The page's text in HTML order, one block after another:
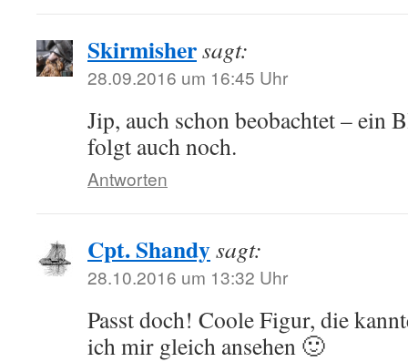
Skirmishersagt:
28.09.2016 um 16:45 Uhr
Jip, auch schon beobachtet – ein
folgt auch noch.
Antworten
Cpt. Shandysagt:
28.10.2016 um 13:32 Uhr
Passt doch! Coole Figur, die
ich mir gleich ansehen 🙂